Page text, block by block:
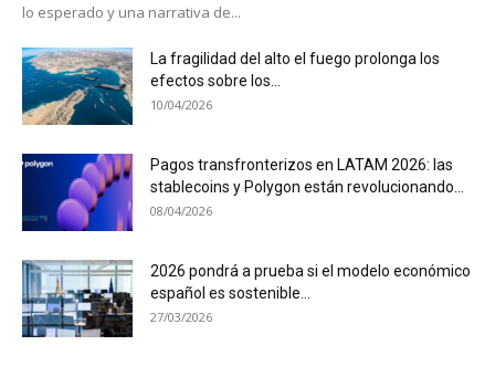
lo esperado y una narrativa de...
La fragilidad del alto el fuego prolonga los
efectos sobre los...
10/04/2026
Pagos transfronterizos en LATAM 2026: las
stablecoins y Polygon están revolucionando...
08/04/2026
2026 pondrá a prueba si el modelo económico
español es sostenible...
27/03/2026